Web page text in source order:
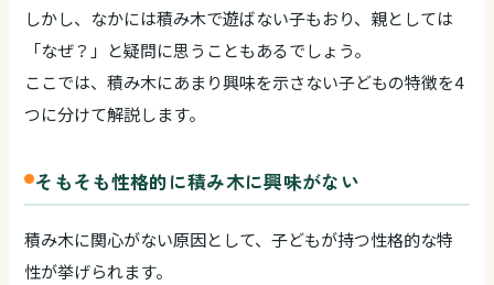
しかし、なかには積み木で遊ばない子もおり、親としては
「なぜ？」と疑問に思うこともあるでしょう。
ここでは、積み木にあまり興味を示さない子どもの特徴を4
つに分けて解説します。
そもそも性格的に積み木に興味がない
積み木に関心がない原因として、子どもが持つ性格的な特
性が挙げられます。